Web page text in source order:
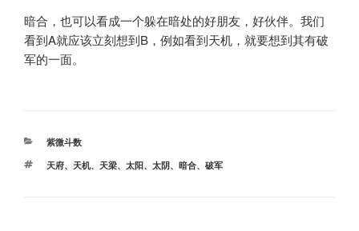
暗合，也可以看成一个躲在暗处的好朋友，好伙伴。我们
看到A就应该立刻想到B，例如看到天机，就要想到其有破
军的一面。
分
紫微斗数
标
天府、 天机、 天梁、 太阳、 太阴、 暗合、 破军